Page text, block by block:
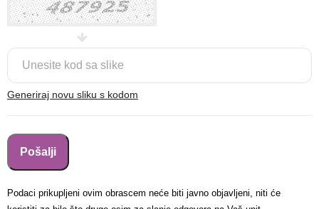
Generiraj novu sliku s kodom
Podaci prikupljeni ovim obrascem neće biti javno objavljeni, niti će
Brza pretraga